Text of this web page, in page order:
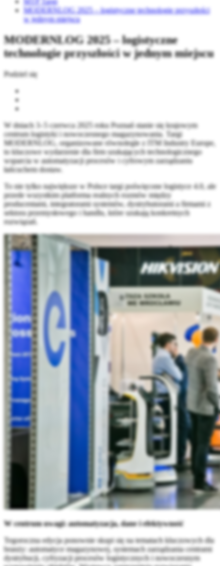
MODERNLOG 2025 – logistyczne technologie przyszłości
w jednym miejscu
MODERNLOG 2025 – logistyczne
technologie przyszłości w jednym miejscu
Podziel się
W dniach 3–5 czerwca 2025 roku Poznań stanie się krajowym
centrum logistyki i nowoczesnego magazynowania. Targi
MODERNLOG, organizowane równolegle z ITM Industry Europe,
to kluczowe wydarzenie dla firm szukających technologicznego
wsparcia w automatyzacji procesów i cyfrowym zarządzaniu
łańcuchem dostaw.
To nie tylko największe w Polsce targi poświęcone logistyce 4.0, ale
przede wszystkim platforma realnych rozmów między
producentami, integratorami systemów, dystrybutorami a firmami z
sektora przemysłowego i handlu, które szukają konkretnych
rozwiązań.
W centrum uwagi: automatyzacja, dane i efektywność
Tegoroczna edycja ponownie skupi się na tematach kluczowych dla
branży: automatyce magazynowej, systemach zarządzania centrami
dystrybucji, cyfryzacji procesów logistycznych i nowoczesnym